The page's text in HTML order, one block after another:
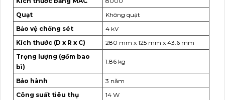
Quạt
Không quạt
Bảo vệ chống sét
4 kV
Kích thước (D x R x C)
280 mm x 125 mm x 43.6 mm
Trọng lượng (gồm bao
bì)
1.86 kg
Bảo hành
3 năm
Công suất tiêu thụ
14 W